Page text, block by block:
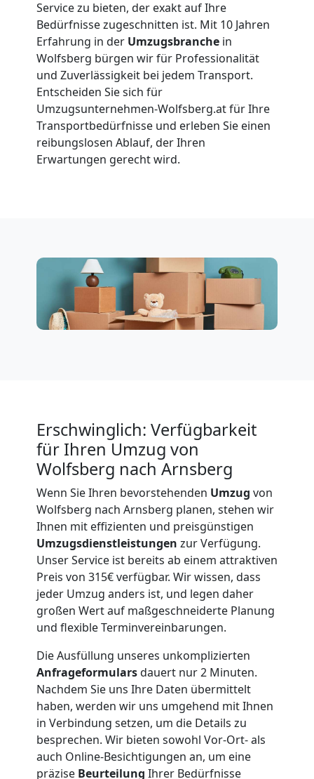
Service zu bieten, der exakt auf Ihre
Bedürfnisse zugeschnitten ist. Mit 10 Jahren
Erfahrung in der Umzugsbranche in
Wolfsberg bürgen wir für Professionalität
und Zuverlässigkeit bei jedem Transport.
Entscheiden Sie sich für
Umzugsunternehmen-Wolfsberg.at für Ihre
Transportbedürfnisse und erleben Sie einen
reibungslosen Ablauf, der Ihren
Erwartungen gerecht wird.
Erschwinglich: Verfügbarkeit
für Ihren Umzug von
Wolfsberg nach Arnsberg
Wenn Sie Ihren bevorstehenden Umzug von
Wolfsberg nach Arnsberg planen, stehen wir
Ihnen mit effizienten und preisgünstigen
Umzugsdienstleistungen zur Verfügung.
Unser Service ist bereits ab einem attraktiven
Preis von 315€ verfügbar. Wir wissen, dass
jeder Umzug anders ist, und legen daher
großen Wert auf maßgeschneiderte Planung
und flexible Terminvereinbarungen.
Die Ausfüllung unseres unkomplizierten
Anfrageformularsdauert nur 2 Minuten.
Nachdem Sie uns Ihre Daten übermittelt
haben, werden wir uns umgehend mit Ihnen
in Verbindung setzen, um die Details zu
besprechen. Wir bieten sowohl Vor-Ort- als
auch Online-Besichtigungen an, um eine
präzise Beurteilung Ihrer Bedürfnisse
Anfrage
Möbeltransport
National
Möbeltransport
Beiladung
National
Internationaler
Umzug
Nationaler
Umzug